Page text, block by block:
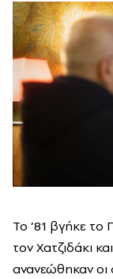
Το ’81 βγήκε
τον Χατζιδάκι
ανανεώθηκαν οι